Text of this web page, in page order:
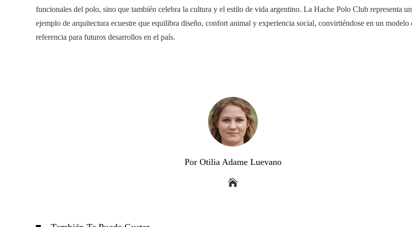
funcionales del polo, sino que también celebra la cultura y el estilo de vida argentino. La Hache Polo Club representa un
ejemplo de arquitectura ecuestre que equilibra diseño, confort animal y experiencia social, convirtiéndose en un modelo
referencia para futuros desarrollos en el país.
Por Otilia Adame Luevano